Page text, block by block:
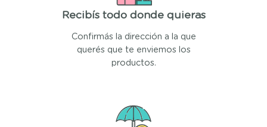
Recibís todo donde quieras
Confirmás la dirección a la que
querés que te enviemos los
productos.